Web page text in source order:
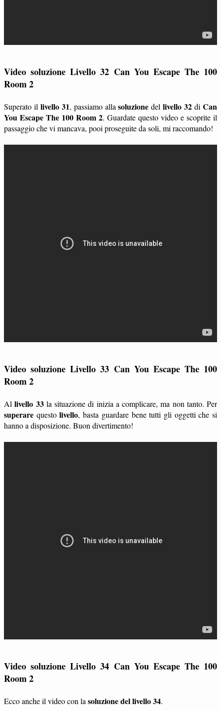
Video soluzione Livello 32 Can You Escape The 100
Room 2
Superato il livello 31, passiamo allasoluzione dellivello 32 diCan
You Escape The 100 Room 2. Guardate questo video e scoprite il
passaggio che vi mancava, pooi proseguite da soli, mi raccomando!
Video soluzione Livello 33 Can You Escape The 100
Room 2
Allivello 33la situazione di inizia a complicare, ma non tanto. Per
superare questolivello, basta guardare bene tutti gli oggetti che si
hanno a disposizione. Buon divertimento!
Video soluzione Livello 34 Can You Escape The 100
Room 2
Ecco anche il video con la soluzione del livello 34.